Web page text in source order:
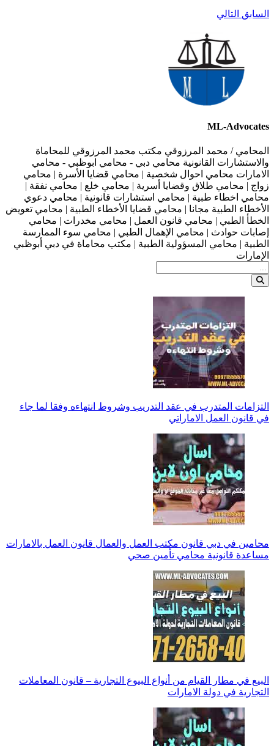
السابق التالي
ML-Advocates
المحامي / محمد المرزوقي مكتب محمد المرزوقي للمحاماة
والاستشارات القانونية محامي دبي - محامي ابوظبي - محامي
الامارات محامي احوال شخصية | محامي قضايا الأسرة | محامي
زواج | محامي طلاق وقضايا أسرية | محامي خلع | محامي نفقة |
محامي اخطاء طبية | محامي استشارات قانونية | محامي دعوي
الأخطاء الطبية مجانا | محامي قضايا الأخطاء الطبية | محامي تعويض
الخطأ الطبي | محامي قانون العمل | محامي مخدرات | محامي
إصابات حوادث | محامي الإهمال الطبي | محامي سوء الممارسة
الطبية | محامي المسؤولية الطبية | مكتب محاماة في دبي أبوظبي
الإمارات
التزامات المتدرب في عقد التدريب وشروط انتهاءه وفقا لما جاء
في قانون العمل الاماراتي
محامين في دبي قانون مكتب العمل والعمال قانون العمل بالامارات
مساعدة قانونية محامي تأمين صحي
البيع في مطار القيام من أنواع البيوع التجارية – قانون المعاملات
التجارية في دولة الامارات